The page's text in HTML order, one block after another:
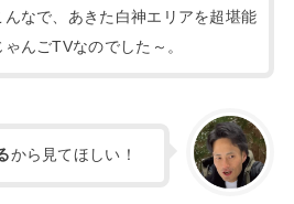
んなで、あきた白神エリアを超堪能
ゃんごTVなのでした～。
から見てほしい！